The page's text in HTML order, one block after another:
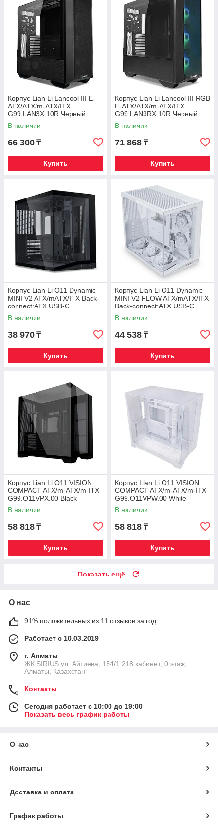
Корпус Lian Li Lancool III E-
ATX/ATX/m-ATX/ITX
G99.LAN3X.10R Черный
В наличии
66 300 ₸
Купить
Корпус Lian Li Lancool III RGB
E-ATX/ATX/m-ATX/ITX
G99.LAN3RX.10R Черный
В наличии
71 868 ₸
Купить
Корпус Lian Li O11 Dynamic
MINI V2 ATX/mATX/ITX Back-
connect:ATX USB-C
G99.O11DMIV2X.00 Черный
В наличии
38 970 ₸
Купить
Корпус Lian Li O11 Dynamic
MINI V2 FLOW ATX/mATX/ITX
Back-connect:ATX USB-C
G99.O11DMIV2FW.00 Белый
В наличии
44 538 ₸
Купить
Корпус Lian Li O11 VISION
COMPACT ATX/m-ATX/m-ITX
G99.O11VPX.00 Black
В наличии
58 818 ₸
Купить
Корпус Lian Li O11 VISION
COMPACT ATX/m-ATX/m-ITX
G99.O11VPW.00 White
В наличии
58 818 ₸
Купить
Показать ещё
О нас
91% положительных из 11 отзывов за год
Работает с 10.03.2019
г. Алматы
​ЖК SIRIUS​ ул. Айтиева, 154/1​ 218 кабинет; 0 этаж,
Алматы, Казахстан
Контакты
Сегодня работает с 10:00 до 19:00
Показать весь график работы
О нас
Контакты
Доставка и оплата
График работы